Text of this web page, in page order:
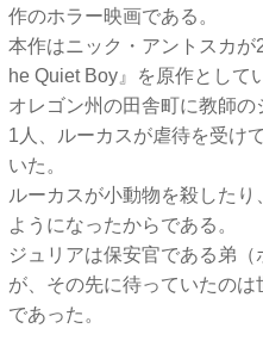
作のホラー映画である。
本作はニック・アントスカ
he Quiet Boy』を原作として
オレゴン州の田舎町に教師
1人、ルーカスが虐待を受け
いた。
ルーカスが小動物を殺した
ようになったからである。
ジュリアは保安官である弟
が、その先に待っていたの
であった。